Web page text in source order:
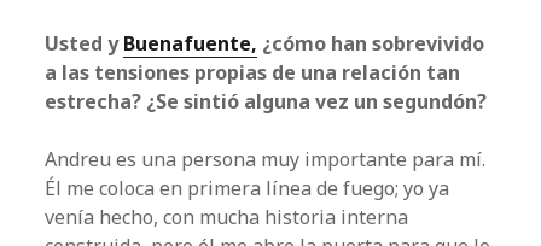
Usted yBuenafuente, ¿cómo han sobrevivido
a las tensiones propias de una relación tan
estrecha? ¿Se sintió alguna vez un segundón?
Andreu es una persona muy importante para mí.
Él me coloca en primera línea de fuego; yo ya
venía hecho, con mucha historia interna